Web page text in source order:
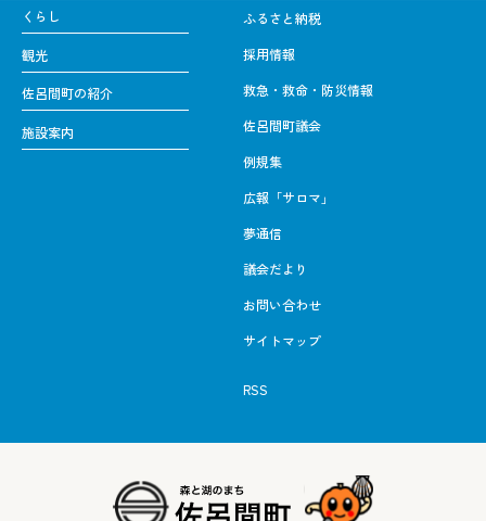
くらし
観光
佐呂間町の紹介
施設案内
ふるさと納税
採用情報
救急・救命・防災情報
佐呂間町議会
例規集
広報「サロマ」
夢通信
議会だより
お問い合わせ
サイトマップ
RSS